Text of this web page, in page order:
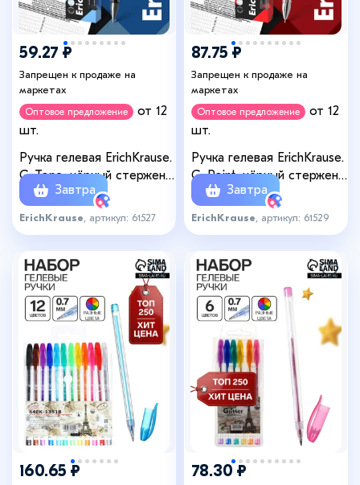
59.27 ₽
Запрещен к продаже на
маркетах
Оптовое предложение
от 12
шт.
Ручка гелевая ErichKrause.
G-Tone, чёрный стержень,
узел 0.5 мм
Завтра
ErichKrause , артикул: 61527
87.75 ₽
Запрещен к продаже на
маркетах
Оптовое предложение
от 12
шт.
Ручка гелевая ErichKrause.
G-Point, чёрный стержень,
узел 0.38 мм
Завтра
ErichKrause , артикул: 61529
160.65 ₽
+8
78.30 ₽